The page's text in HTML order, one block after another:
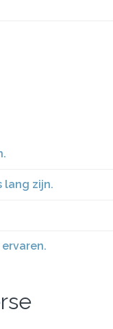
lang zijn.